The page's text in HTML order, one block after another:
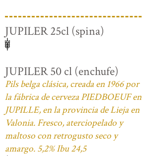
JUPILER 25cl (spina)
JUPILER 50 cl (enchufe)
Pils belga clásica, creada en 1966 por
la fábrica de cerveza PIEDBOEUF en
JUPILLE, en la provincia de Lieja en
Valonia. Fresco, aterciopelado y
maltoso con retrogusto seco y
amargo. 5,2% Ibu 24,5